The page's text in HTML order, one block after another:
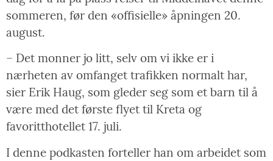
sommeren, før den «offisielle» åpningen 20.
august.
– Det monner jo litt, selv om vi ikke er i
nærheten av omfanget trafikken normalt har,
sier Erik Haug, som gleder seg som et barn til å
være med det første flyet til Kreta og
favoritthotellet 17. juli.
I denne podkasten forteller han om arbeidet som